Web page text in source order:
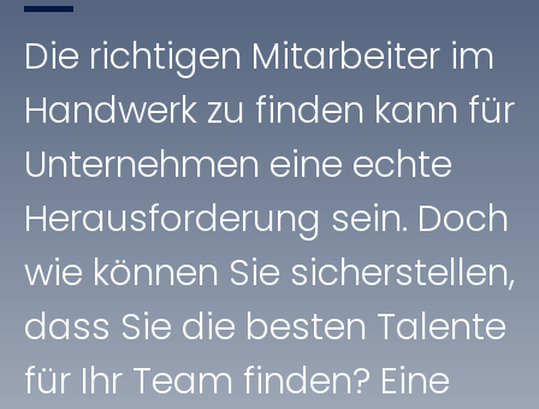
Die richtigen Mitarbeiter im
Handwerk zu finden kann für
Unternehmen eine echte
Herausforderung sein. Doch
wie können Sie sicherstellen,
dass Sie die besten Talente
für Ihr Team finden? Eine